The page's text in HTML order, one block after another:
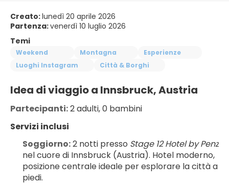
Creato:lunedì 20 aprile 2026
Partenza:venerdì 10 luglio 2026
Temi
Weekend Montagna
Esperienze
Luoghi Instagram
Città & Borghi
Idea di viaggio a Innsbruck, Austria
Partecipanti: 2 adulti, 0 bambini
Servizi inclusi
Soggiorno: 2 notti presso Stage 12 Hotel by Penz
nel cuore di Innsbruck (Austria). Hotel moderno,
posizione centrale ideale per esplorare la città a
piedi.